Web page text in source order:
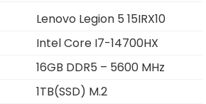
Lenovo Legion 5 15IRX10
Intel Core I7-14700HX
16GB DDR5 – 5600 MHz
1TB(SSD) M.2